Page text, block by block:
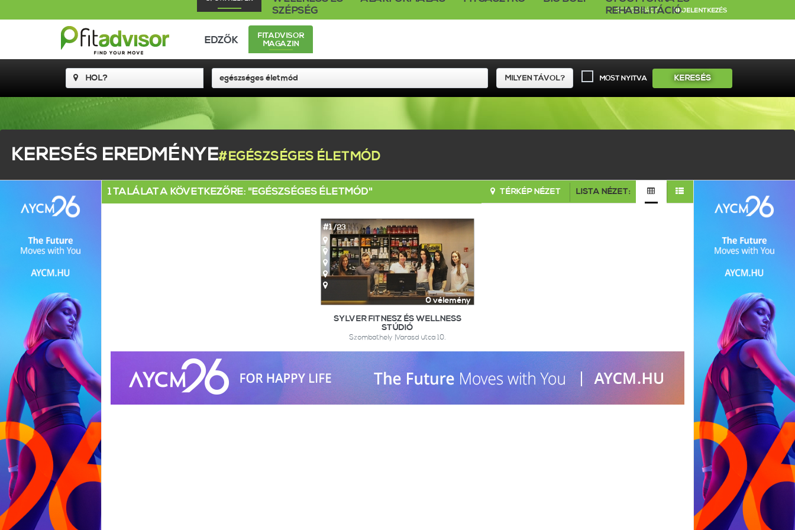
REGISZTRÁCIÓ BEJELENTKEZÉS
SZÉPSÉG
REHABILITÁCIÓ
EDZŐK
FITADVISOR
MAGAZIN
MOST NYITVA KERESÉS
KERESÉS EREDMÉNYE#EGÉSZSÉGES ÉLETMÓD
1 TALÁLAT A KÖVETKEZŐRE: "EGÉSZSÉGES ÉLETMÓD" TÉRKÉP NÉZET LISTA NÉZET:
0 vélemény
#1/23
SYLVER FITNESZ ÉS WELLNESS
STÚDIÓ
Szombathely |Varasd utca 10.